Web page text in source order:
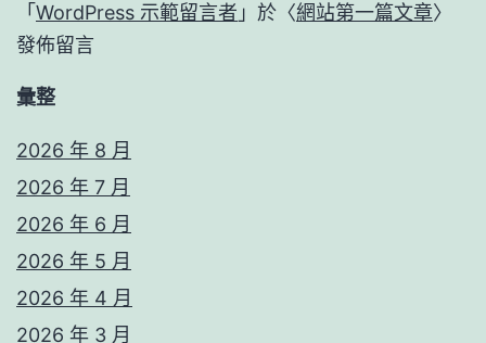
「 WordPress 示範留言者 」於〈網站第一篇文章〉
發佈留言
彙整
2026 年 8 月
2026 年 7 月
2026 年 6 月
2026 年 5 月
2026 年 4 月
2026 年 3 月